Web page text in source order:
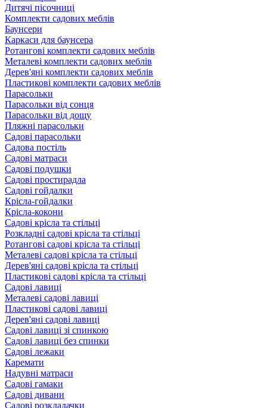
Дитячі пісочниці
Комплекти садових меблів
Баунсери
Каркаси для баунсера
Ротангові комплекти садових меблів
Металеві комплекти садових меблів
Дерев'яні комплекти садових меблів
Пластикові комплекти садових меблів
Парасольки
Парасольки від сонця
Парасольки від дощу
Пляжні парасольки
Садові парасольки
Садова постіль
Садові матраси
Садові подушки
Садові простирадла
Садові гойдалки
Крісла-гойдалки
Крісла-кокони
Садові крісла та стільці
Розкладні садові крісла та стільці
Ротангові садові крісла та стільці
Металеві садові крісла та стільці
Дерев'яні садові крісла та стільці
Пластикові садові крісла та стільці
Садові лавиці
Металеві садові лавиці
Пластикові садові лавиці
Дерев'яні садові лавиці
Садові лавиці зі спинкою
Садові лавиці без спинки
Садові лежаки
Каремати
Надувні матраси
Садові гамаки
Садові дивани
Садові розкладачки